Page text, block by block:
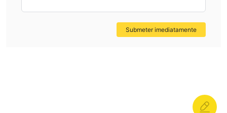
Submeter imediatamente